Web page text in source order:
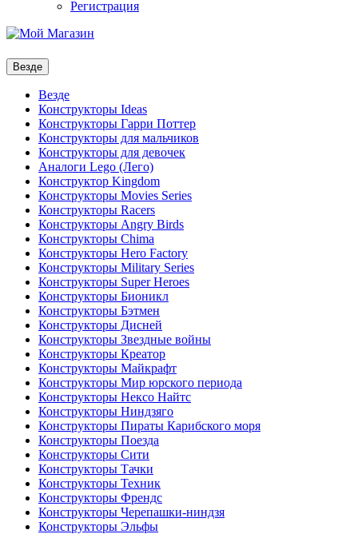
Регистрация
Везде
Везде
Конструкторы Ideas
Конструкторы Гарри Поттер
Конструкторы для мальчиков
Конструкторы для девочек
Аналоги Lego (Лего)
Конструктор Kingdom
Конструкторы Movies Series
Конструкторы Racers
Конструкторы Angry Birds
Конструкторы Chima
Конструкторы Hero Factory
Конструкторы Military Series
Конструкторы Super Heroes
Конструкторы Бионикл
Конструкторы Бэтмен
Конструкторы Дисней
Конструкторы Звездные войны
Конструкторы Креатор
Конструкторы Майкрафт
Конструкторы Мир юрского периода
Конструкторы Нексо Найтс
Конструкторы Ниндзяго
Конструкторы Пираты Карибского моря
Конструкторы Поезда
Конструкторы Сити
Конструкторы Тачки
Конструкторы Техник
Конструкторы Френдс
Конструкторы Черепашки-ниндзя
Конструкторы Эльфы